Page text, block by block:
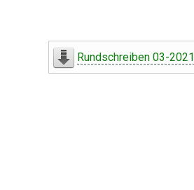
Rundschreiben 03-2021